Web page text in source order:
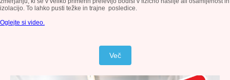
izolacijo. To lahko pusti težke in trajne posledice.
Oglejte si video.
Več